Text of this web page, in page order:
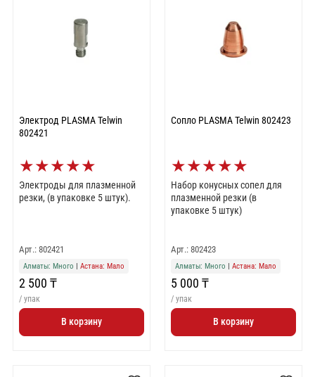
Электрод PLASMA Telwin
802421
★★★★★
Электроды для плазменной
резки, (в упаковке 5 штук).
Арт.: 802421
Алматы: Много | Астана: Мало
2 500 ₸
/ упак
В корзину
Сопло PLASMA Telwin 802423
★★★★★
Набор конусных сопел для
плазменной резки (в
упаковке 5 штук)
Арт.: 802423
Алматы: Много | Астана: Мало
5 000 ₸
/ упак
В корзину